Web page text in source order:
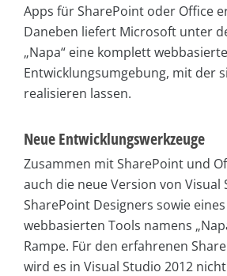
Apps für SharePoint oder Office
Daneben liefert Microsoft unter
„Napa“ eine komplett webbasierte
Entwicklungsumgebung, mit der
realisieren lassen.
Neue Entwicklungswerkzeuge
Zusammen mit SharePoint und
auch die neue Version von Visual
SharePoint Designers sowie
webbasierten Tools namens
Rampe. Für den erfahrenen
wird es in Visual Studio 2012